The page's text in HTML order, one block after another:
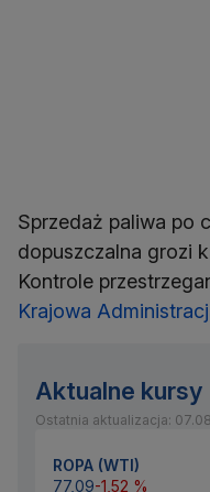
Sprzedaż paliwa po
dopuszczalna grozi
Kontrole
Krajowa
Aktualne kursy
Ostatnia aktualizacja:
ROPA (WTI)
77,09-1,52 %